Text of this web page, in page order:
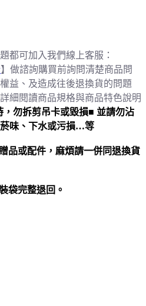
都可加入我們線上客服：
】做諮詢購買前詢問清楚商品問
益、及造成往後退換貨的問題
細閱讀商品規格與商品特色說明
，勿拆剪吊卡或毀損■ 並請勿沾
味、下水或污損…等
品或配件，麻煩請一併同退換貨
袋完整退回。